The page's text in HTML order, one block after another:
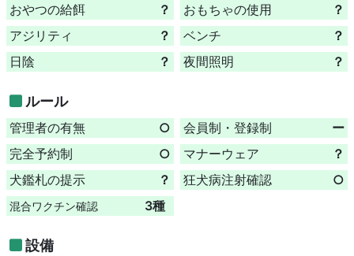
おやつの給餌
？ おもちゃの使用
？
アジリティ
？ ベンチ
？
日陰
？ 夜間照明 ？
ルール
管理者の有無 ○ 会員制・登録制
ー
完全予約制
○ マナーウェア
？
犬鑑札の提示
？ 狂犬病注射確認 ○
混合ワクチン確認 3種
設備